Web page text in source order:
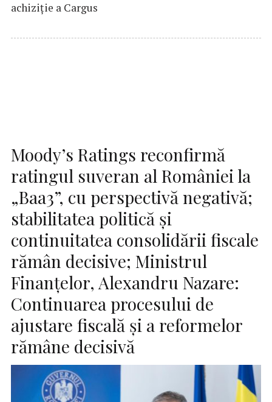
achiziție a Cargus
Moody’s Ratings reconfirmă
ratingul suveran al României la
„Baa3”, cu perspectivă negativă;
stabilitatea politică și
continuitatea consolidării fiscale
rămân decisive; Ministrul
Finanțelor, Alexandru Nazare:
Continuarea procesului de
ajustare fiscală și a reformelor
rămâne decisivă